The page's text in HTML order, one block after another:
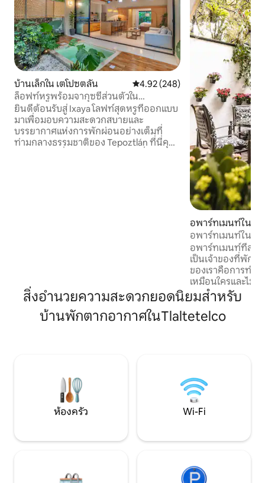
บ้านเล็กใน เตโปซตลัน คะแนนเฉลี่ย 4.92 จาก 5, 248 รีวิว
4.92 (248)
ล็อฟท์หรูพร้อมจากุซซี่ส่วนตัวใน
Tepoztlán
ยินดีต้อนรับสู่ Ixaya โลฟท์สุดหรูที่ออกแบบ
มาเพื่อมอบความสะดวกสบายและ
บรรยากาศแห่งการพักผ่อนอย่างเต็มที่
ท่ามกลางธรรมชาติของ Tepoztlán ที่นี่คุณ
อพาร์ทเมนท์ใน เต
อพาร์ทเมนท์ในตัว
ระเบียงและ WiFi
อพาร์ทเมนท์ที่สวย
เป็นเจ้าของที่พักที่
ของเราคือการทำ
เหมือนใครและไม่มี
จากตัวเมือง
หมายปลายทางที่ไ
บรรยากาศแบบอง
* ที่จอดรถ * เป็นมิ
สิ่งอำนวยความสะดวกยอดนิยมสำหรับ
บ้านพักตากอากาศในTlaltetelco
ห้องครัว Wi-Fi